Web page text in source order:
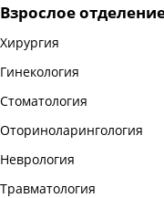
Взрослое
Хирургия
Гинекология
Стоматология
Оториноларингология
Неврология
Травматология